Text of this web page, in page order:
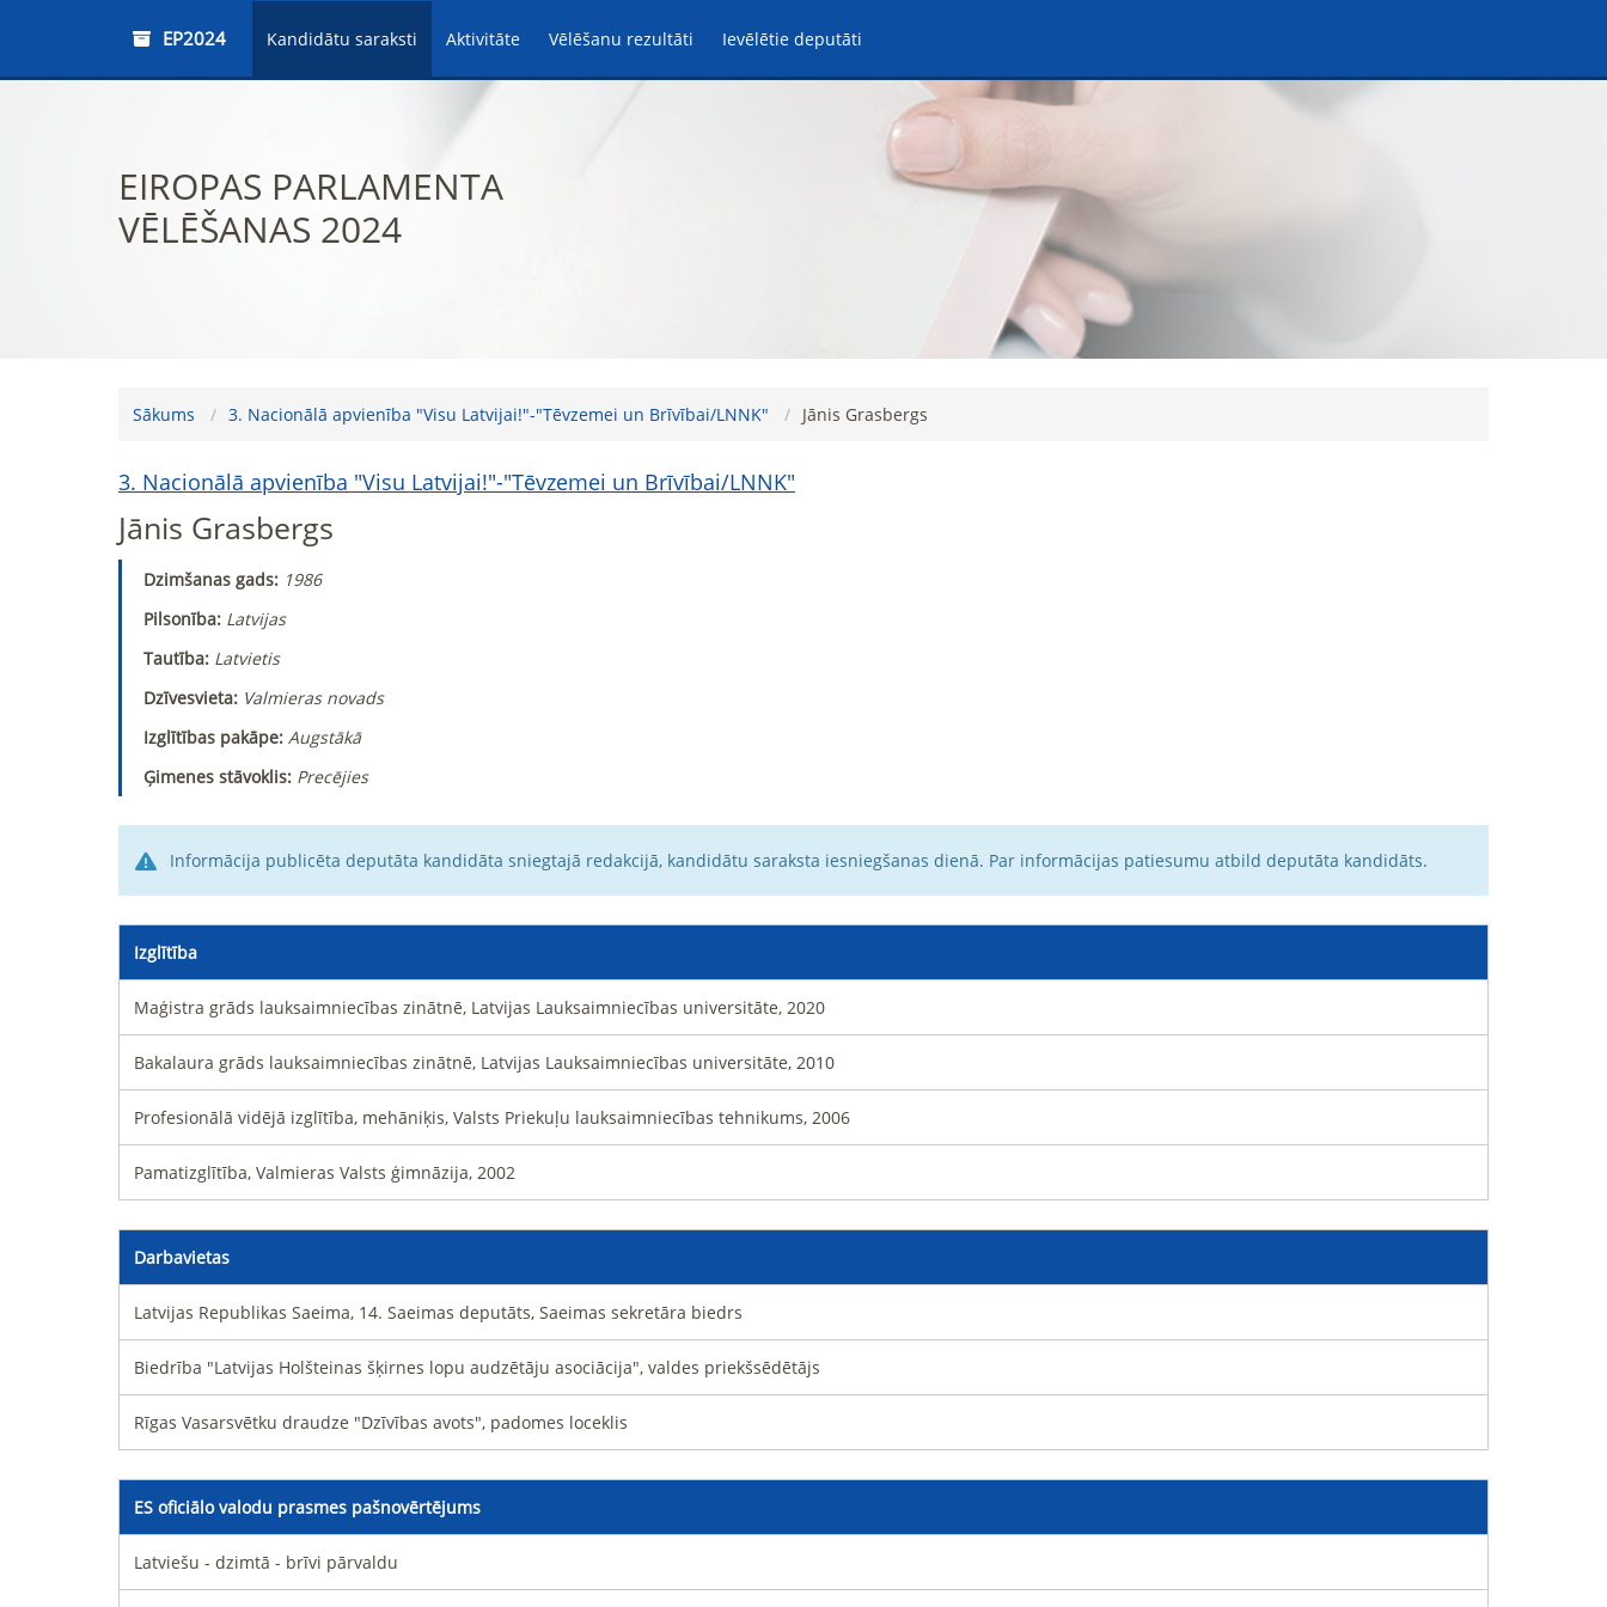
EP2024 Kandidātu saraksti Aktivitāte Vēlēšanu rezultāti Ievēlētie deputāti
EIROPAS PARLAMENTA
VĒLĒŠANAS 2024
Sākums 3. Nacionālā apvienība "Visu Latvijai!"-"Tēvzemei un Brīvībai/LNNK" Jānis Grasbergs
3. Nacionālā apvienība "Visu Latvijai!"-"Tēvzemei un Brīvībai/LNNK"
Jānis Grasbergs
Dzimšanas gads: 1986
Pilsonība: Latvijas
Tautība: Latvietis
Dzīvesvieta: Valmieras novads
Izglītības pakāpe: Augstākā
Ģimenes stāvoklis: Precējies
Informācija publicēta deputāta kandidāta sniegtajā redakcijā, kandidātu saraksta iesniegšanas dienā. Par informācijas patiesumu atbild deputāta kandidāts.
Izglītība
Maģistra grāds lauksaimniecības zinātnē, Latvijas Lauksaimniecības universitāte, 2020
Bakalaura grāds lauksaimniecības zinātnē, Latvijas Lauksaimniecības universitāte, 2010
Profesionālā vidējā izglītība, mehāniķis, Valsts Priekuļu lauksaimniecības tehnikums, 2006
Pamatizglītība, Valmieras Valsts ģimnāzija, 2002
Darbavietas
Latvijas Republikas Saeima, 14. Saeimas deputāts, Saeimas sekretāra biedrs
Biedrība "Latvijas Holšteinas šķirnes lopu audzētāju asociācija", valdes priekšsēdētājs
Rīgas Vasarsvētku draudze "Dzīvības avots", padomes loceklis
ES oficiālo valodu prasmes pašnovērtējums
Latviešu - dzimtā - brīvi pārvaldu